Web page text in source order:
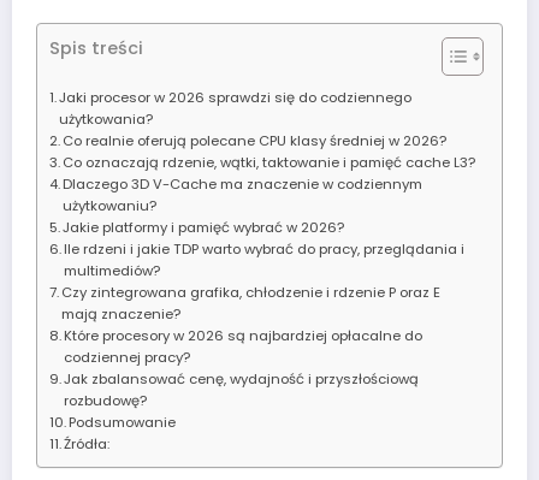
Spis treści
Jaki procesor w 2026 sprawdzi się do codziennego
użytkowania?
Co realnie oferują polecane CPU klasy średniej w 2026?
Co oznaczają rdzenie, wątki, taktowanie i pamięć cache L3?
Dlaczego 3D V-Cache ma znaczenie w codziennym
użytkowaniu?
Jakie platformy i pamięć wybrać w 2026?
Ile rdzeni i jakie TDP warto wybrać do pracy, przeglądania i
multimediów?
Czy zintegrowana grafika, chłodzenie i rdzenie P oraz E
mają znaczenie?
Które procesory w 2026 są najbardziej opłacalne do
codziennej pracy?
Jak zbalansować cenę, wydajność i przyszłościową
rozbudowę?
Podsumowanie
Źródła: